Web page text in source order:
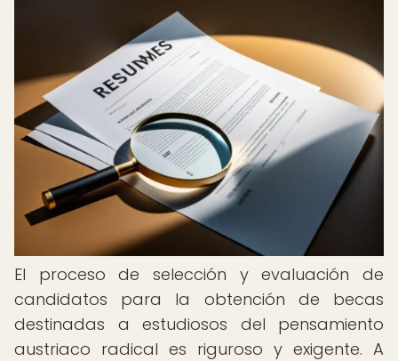
El proceso de selección y evaluación de
candidatos para la obtención de becas
destinadas a estudiosos del pensamiento
austriaco radical es riguroso y exigente. A